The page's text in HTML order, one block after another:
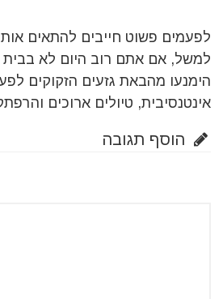
לפעמים פשוט חייבים להתאים
למשל, אם אתם רוב היום לא בבית
הימנעו מהבאת גזעים הזקוקים
אינטנסיבית, טיולים ארוכים
הוסף תגובה